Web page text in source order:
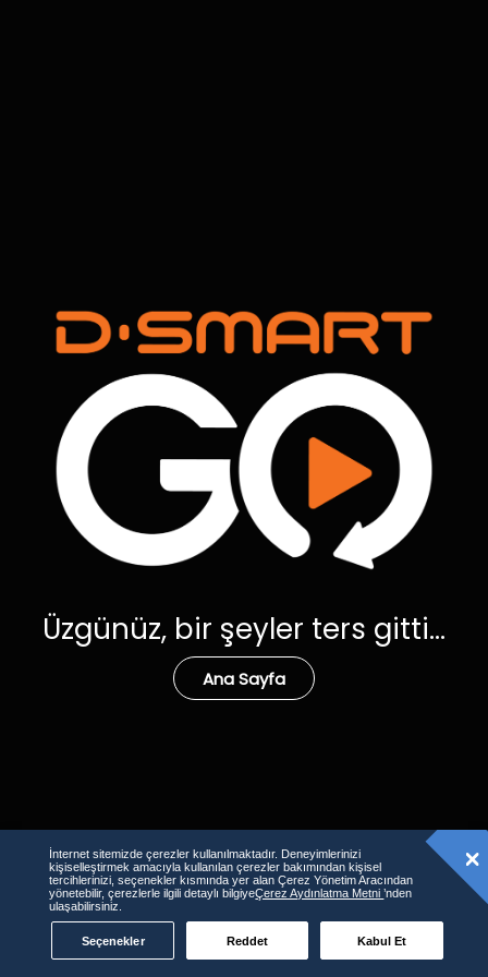
Üzgünüz, bir şeyler ters gitti...
Ana Sayfa
İnternet sitemizde çerezler kullanılmaktadır. Deneyimlerinizi
kişiselleştirmek amacıyla kullanılan çerezler bakımından kişisel
tercihlerinizi, seçenekler kısmında yer alan Çerez Yönetim Aracından
yönetebilir, çerezlerle ilgili detaylı bilgiyeÇerez Aydınlatma Metni’nden
ulaşabilirsiniz.
Seçenekler Reddet Kabul Et